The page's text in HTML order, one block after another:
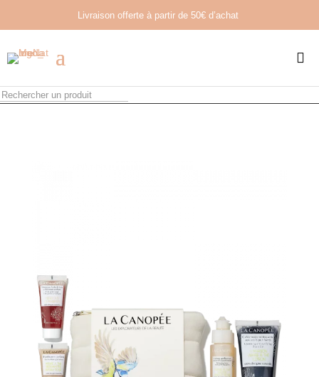
Livraison offerte à partir de 50€ d’achat
